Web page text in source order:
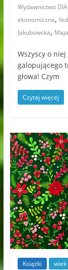
Wydawnictwo
ekonomiczna,
Jakubowska,
Wszyscy o
galopującego
głowa! Czym
Czytaj więcej
Książki wiek